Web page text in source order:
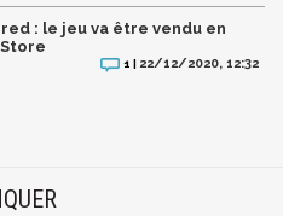
: le jeu va être vendu en
1 | 22/12/2020, 12:32